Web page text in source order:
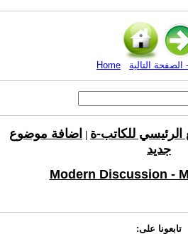
Home الصفحة التالية
الرئيسي للكاتب-ة
اضافة موضوع
جديد
Modern Discussion -
تابعونا على: